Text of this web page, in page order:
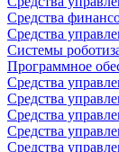
Средства
Средства
Системы
Программное
Средства
Средства
Средства
Средства
Средства